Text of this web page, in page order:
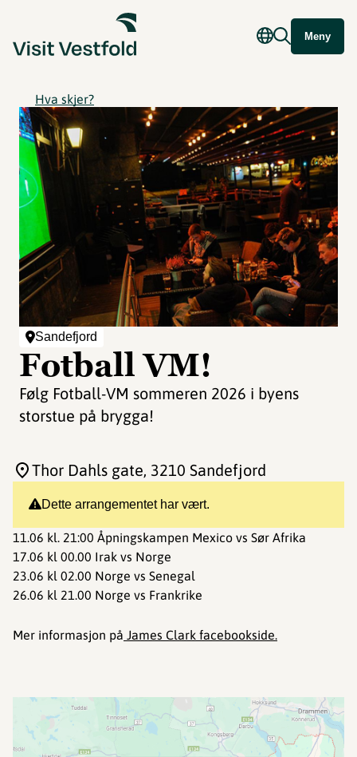
Meny
Hva skjer?
Sandefjord
Fotball VM!
Følg Fotball-VM sommeren 2026 i byens
storstue på brygga!
Dette arrangementet har vært.
11.06 kl. 21:00 Åpningskampen Mexico vs Sør Afrika
17.06 kl 00.00 Irak vs Norge
23.06 kl 02.00 Norge vs Senegal
26.06 kl 21.00 Norge vs Frankrike
Mer informasjon på James Clark facebookside.
Thor Dahls gate, 3210 Sandefjord